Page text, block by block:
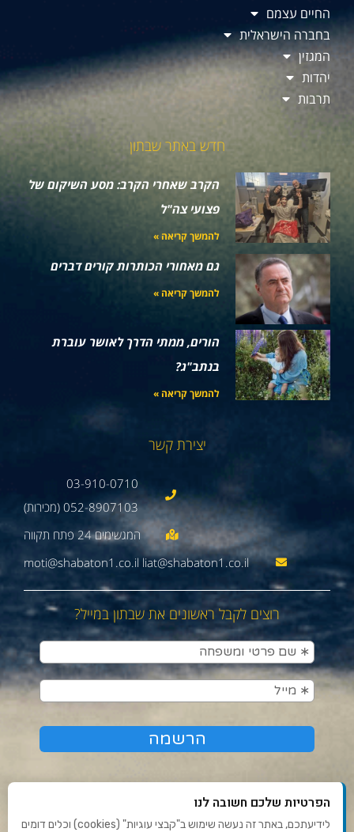
החיים עצמם
בחברה הישראלית
המגזין
יהדות
תרבות
חדש באתר שבתון
הקרב שאחרי הקרב: מסע השיקום של
פצועי צה"ל
להמשך קריאה »
גם מאחורי הכותרות קורים דברים
להמשך קריאה »
הורים, ממתי הדרך לאושר עוברת
בנתב"ג?
להמשך קריאה »
יצירת קשר
03-910-0710
052-8907103 (מכירות)
moti@shabaton1.co.il liat@shabaton1.co.il
רוצים לקבל ראשונים את שבתון במייל?
הפרטיות שלכם חשובה לנו
לידיעתכם, באתר זה נעשה שימוש ב"קבצי עוגיות" (cookies) וכלים דומים